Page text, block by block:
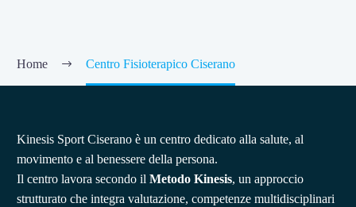
Home Centro Fisioterapico Ciserano
Kinesis Sport Ciserano è un centro dedicato alla salute, al
movimento e al benessere della persona.
Il centro lavora secondo il Metodo Kinesis, un approccio
strutturato che integra valutazione, competenze multidisciplinari